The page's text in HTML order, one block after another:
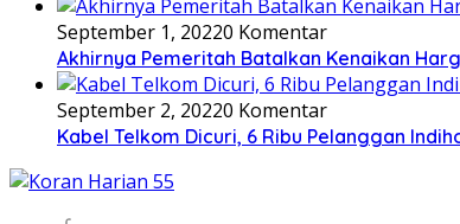
September 1, 20220 Komentar
Akhirnya Pemeritah Batalkan Kenaikan
September 2, 20220 Komentar
Kabel Telkom Dicuri, 6 Ribu Pelanggan